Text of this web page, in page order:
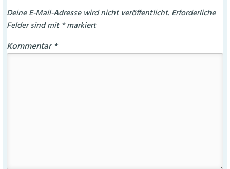
Deine E-Mail-Adresse wird nicht veröffentlicht. Erforderliche
Felder sind mit *markiert
Kommentar*